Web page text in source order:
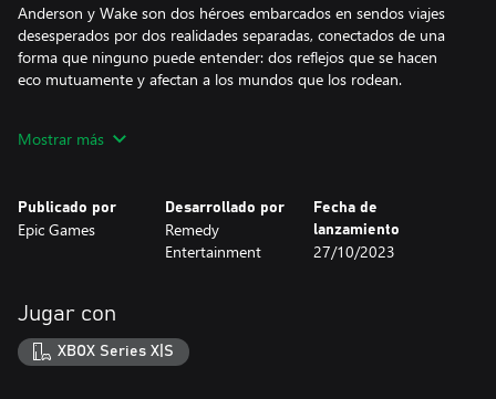
Anderson y Wake son dos héroes embarcados en sendos viajes
desesperados por dos realidades separadas, conectados de una
forma que ninguno puede entender: dos reflejos que se hacen
eco mutuamente y afectan a los mundos que los rodean.
invade Bright Falls, corrompe a los lugareños y amenaza a los
la que solo hay víctimas y monstruos, ¿podrán escapar para ser
los héroes que necesitan ser?
convierte rápidamente en un viaje de pesadilla. Descubre la
fuente de la oscuridad sobrenatural en esta historia de terror
psicológico cargada de suspense y giros inesperados.
Mostrar más
Publicado por
Epic Games
Desarrollado por
Remedy
Entertainment
Fecha de
lanzamiento
27/10/2023
Jugar con
XBOX Series X|S